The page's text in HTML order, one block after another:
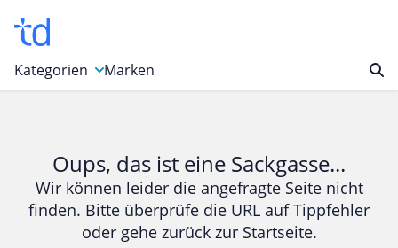
Kategorien
Bücher & Magazine
Computer & Elektronik
Entertainment & Media
Marken
Oups, das ist eine Sackgasse...
Wir können leider die angefragte Seite nicht
finden. Bitte überprüfe die URL auf Tippfehler
oder gehe zurück zur Startseite.